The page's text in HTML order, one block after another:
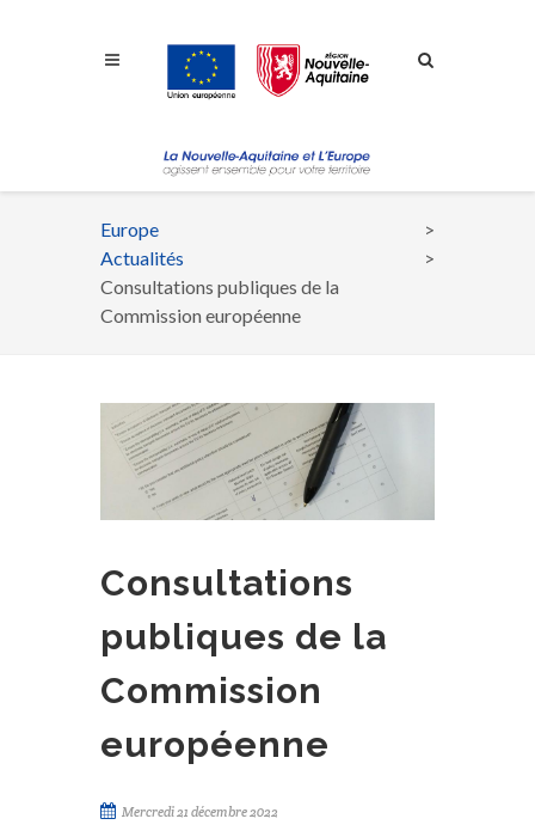
Fil
d'Ariane
Europe
Actualités
Consultations publiques de la
Commission européenne
Consultations
publiques de la
Commission
européenne
Mercredi 21 décembre 2022